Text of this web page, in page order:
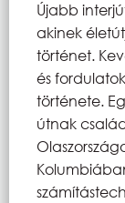
Újabb
akinek
történet.
és
története.
útnak